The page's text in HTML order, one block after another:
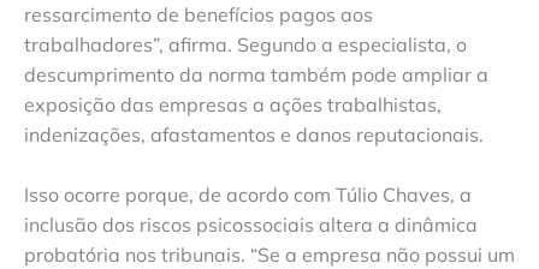
ressarcimento de benefícios pagos aos
trabalhadores”, afirma. Segundo a especialista, o
descumprimento da norma também pode ampliar a
exposição das empresas a ações trabalhistas,
indenizações, afastamentos e danos reputacionais.
Isso ocorre porque, de acordo com Túlio Chaves, a
inclusão dos riscos psicossociais altera a dinâmica
probatória nos tribunais. “Se a empresa não possui um